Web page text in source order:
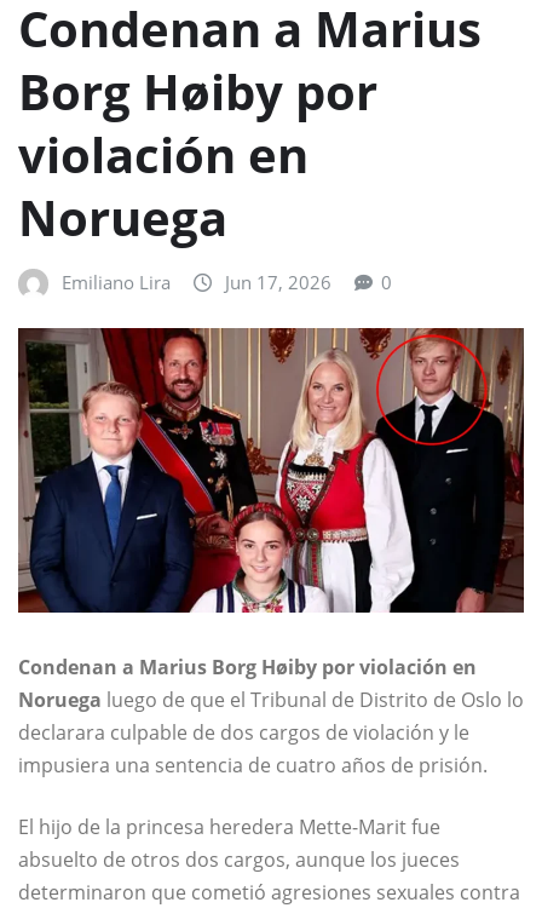
Condenan a Marius
Borg Høiby por
violación en
Noruega
Emiliano Lira Jun 17, 2026 0
Condenan a Marius Borg Høiby por violación en
Noruega luego de que el Tribunal de Distrito de Oslo lo
declarara culpable de dos cargos de violación y le
impusiera una sentencia de cuatro años de prisión.
El hijo de la princesa heredera Mette-Marit fue
absuelto de otros dos cargos, aunque los jueces
determinaron que cometió agresiones sexuales contra